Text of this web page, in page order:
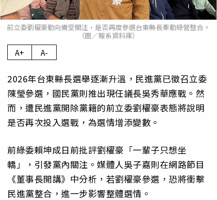
前立委劉櫂豪動向備受關注，是否再度參選台東縣長牽動綠營整合。
（圖／報系資料庫）
A+ A-
2026年台東縣長選舉逐漸升溫，民進黨已徵召立委
陳瑩參選，國民黨則推出現任議長吳秀華應戰。然
而，遭民進黨開除黨籍的前立委劉櫂豪表態將說明
是否再次投入選戰，為選情增添變數。
前綠委賴坤成日前批評劉櫂豪「一輩子只想坐
轎」，引發黨內關注。媒體人吳子嘉則在網路節目
《董事長開講》中分析，若劉櫂豪參選，恐將衝擊
民進黨整合，進一步影響整體選情。